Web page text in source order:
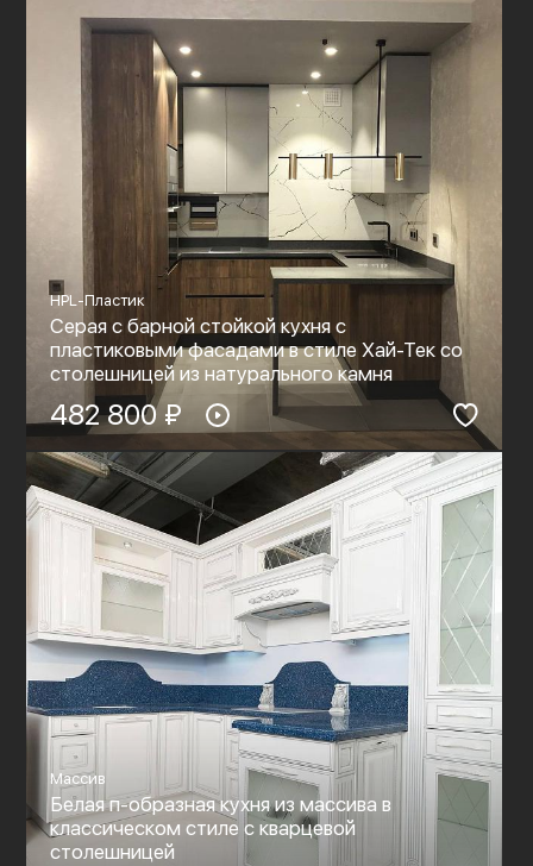
HPL-Пластик
Серая с барной стойкой кухня с
пластиковыми фасадами в стиле Хай-Тек со
столешницей из натурального камня
482 800 ₽
Массив
Белая п-образная кухня из массива в
классическом стиле с кварцевой
столешницей